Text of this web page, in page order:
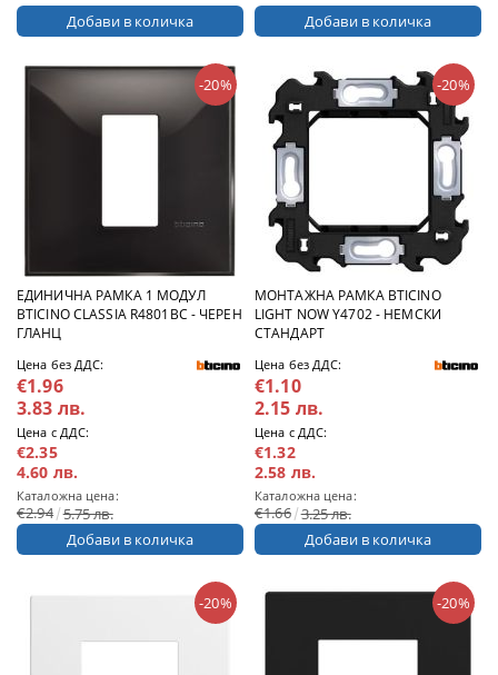
ЕДИНИЧНА РАМКА 1 МОДУЛ
BTICINO CLASSIA R4801BC - ЧЕРЕН
ГЛАНЦ
-20%
Цена без ДДС:
€1.96
3.83 лв.
Цена с ДДС:
€2.35
4.60 лв.
Каталожна цена:
€2.94 5.75 лв.
МОНТАЖНА РАМКА BTICINO
LIGHT NOW Y4702 - НЕМСКИ
СТАНДАРТ
-20%
Цена без ДДС:
€1.10
2.15 лв.
Цена с ДДС:
€1.32
2.58 лв.
Каталожна цена:
€1.66 3.25 лв.
-20% -20%